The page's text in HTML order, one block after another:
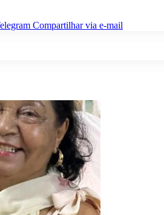
Compartilhar via e-mail